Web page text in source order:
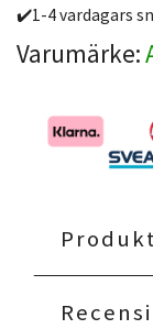
✔️1-4 vardagars
Varumärke: